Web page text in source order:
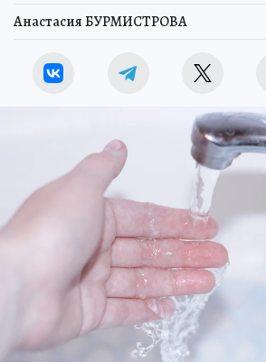
Анастасия БУРМИСТРОВА